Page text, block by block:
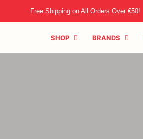
Free Shipping on All Orders Over €50!
SHOP BRANDS